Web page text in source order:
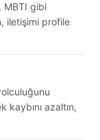
MBTI gibi
iletişimi profile
azaltın,